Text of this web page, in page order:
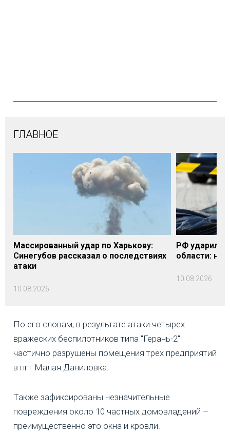
ГЛАВНОЕ
Массированный удар по Харькову:
Синегубов рассказал о последствиях
атаки
10.08.2026
РФ ударила
области: на
10.08.2026
По его словам, в результате атаки четырех
вражеских беспилотников типа "Герань-2"
частично разрушены помещения трех предприятий
в пгт Малая Даниловка.
Также зафиксированы незначительные
повреждения около 10 частных домовладений –
преимущественно это окна и кровли.